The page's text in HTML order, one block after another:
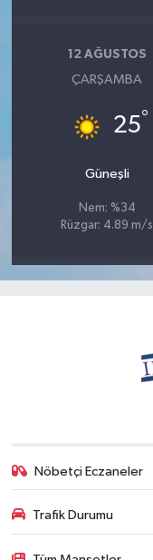
12 AĞUSTOS
ÇARŞAMBA
25°
Güneşli
Nem: %34
Rüzgar: 4.89 m/s
Nöbetçi Eczaneler
Trafik Durumu